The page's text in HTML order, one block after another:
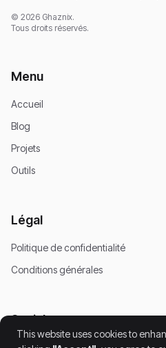
© 2026 Ghaznix.
Tous droits réservés.
Menu
Accueil
Blog
Projets
Outils
Légal
Politique de confidentialité
Conditions générales
Social
This website uses cookies to